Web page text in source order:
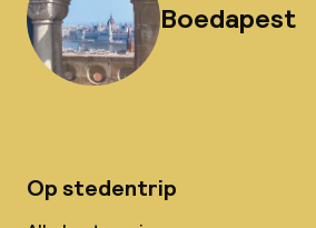
Boedapest
Op stedentrip